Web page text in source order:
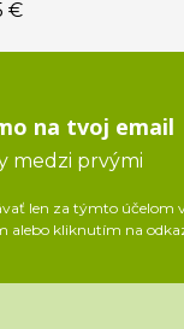
€
na tvoj email
medzi prvými
len za týmto
alebo kliknutím na